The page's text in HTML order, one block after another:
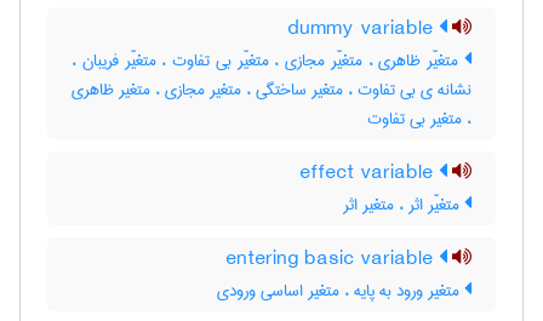
متغیّر ظاهری ، متغیّر مجازی ، متغیّر بی تفاوت ، متغیّر فریبان ،
نشانه ی بی تفاوت ، متغیر ساختگی ، متغیر مجازی ، متغیر ظاهری
، متغیر بی تفاوت
متغیّر اثر ، متغیر اثر
متغیر ورود به پایه ، متغیر اساسی ورودی